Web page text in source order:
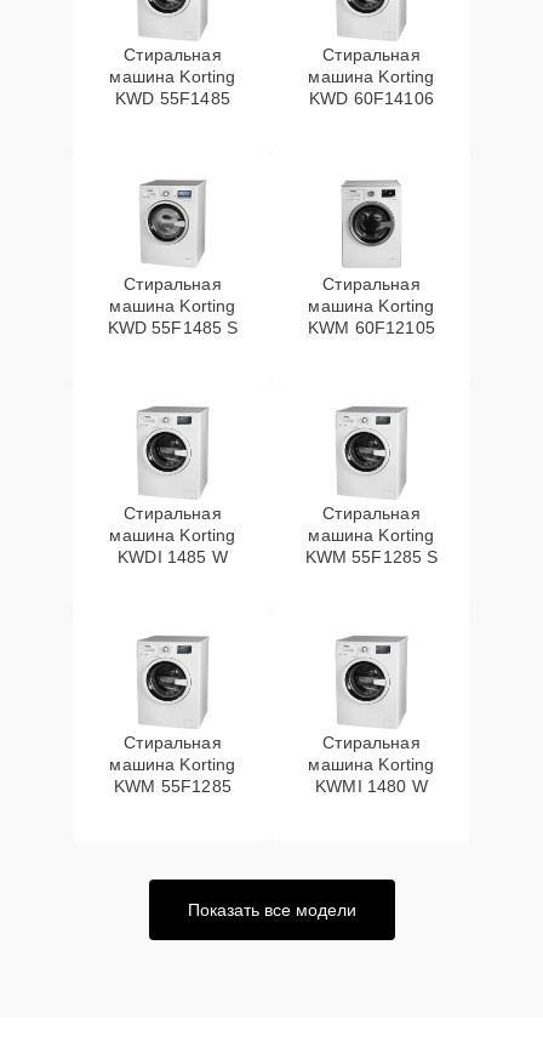
Стиральная
машина Korting
KWD 55F1485
Стиральная
машина Korting
KWD 60F14106
Стиральная
машина Korting
KWD 55F1485 S
Стиральная
машина Korting
KWM 60F12105
Стиральная
машина Korting
KWDI 1485 W
Стиральная
машина Korting
KWM 55F1285 S
Стиральная
машина Korting
KWM 55F1285
Стиральная
машина Korting
KWMI 1480 W
Показать все модели